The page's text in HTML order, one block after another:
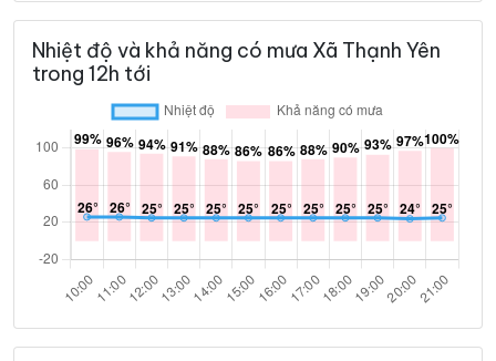
Nhiệt độ và khả năng có mưa Xã Thạnh Yên
trong 12h tới